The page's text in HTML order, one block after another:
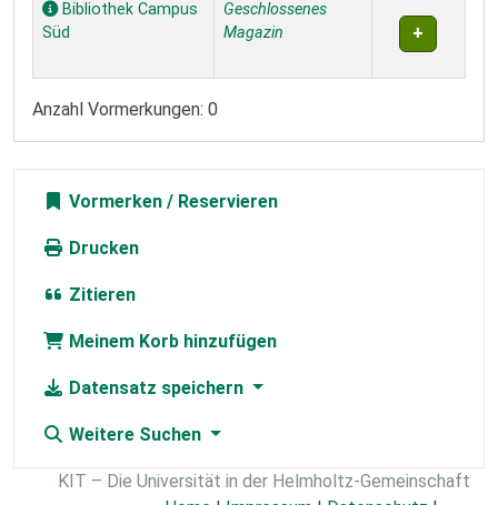
Bibliothek Campus
Süd
Geschlossenes
Magazin
Anzahl Vormerkungen: 0
Vormerken
Drucken
Zitieren
Meinem Korb hinzufügen
Datensatz speichern
Weitere Suchen
KIT – Die Universität in der Helmholtz-Gemeinschaft